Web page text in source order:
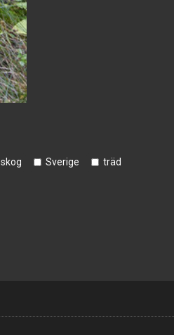
skog Sverige
träd